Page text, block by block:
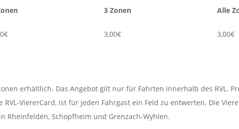
3 Zonen
3,00€
Alle
3,00€
erhältlich. Das Angebot gilt nur für Fahrten innerhalb des RVL.
ViererCard, ist für jeden Fahrgast ein Feld zu entwerten. Die
Rheinfelden, Schopfheim und Grenzach-Wyhlen.